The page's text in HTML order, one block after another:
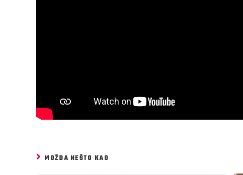
MOŽDA NEŠTO KAO